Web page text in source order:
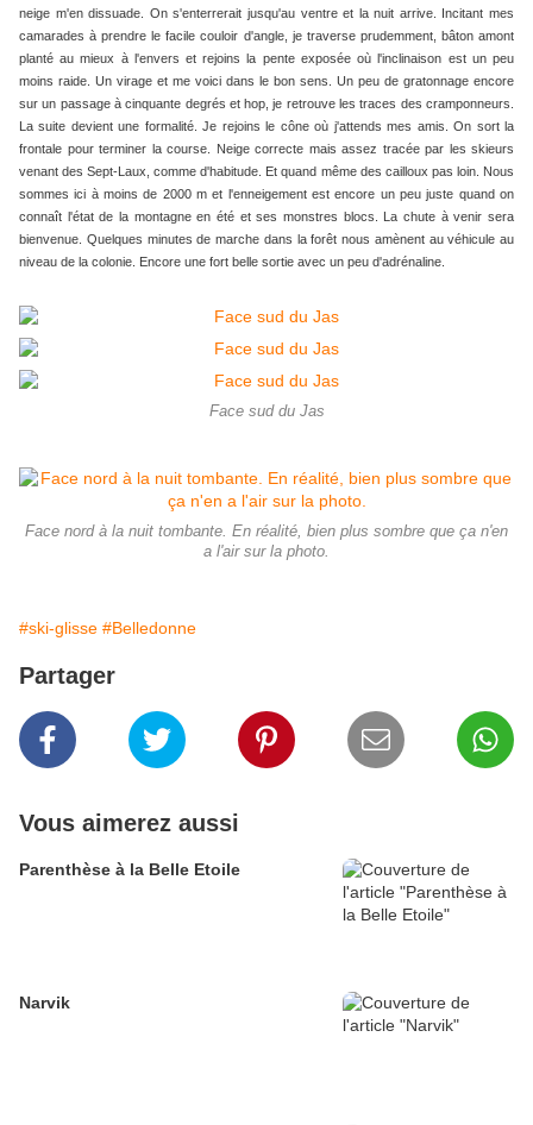
neige m'en dissuade. On s'enterrerait jusqu'au ventre et la nuit arrive. Incitant mes
camarades à prendre le facile couloir d'angle, je traverse prudemment, bâton amont
planté au mieux à l'envers et rejoins la pente exposée où l'inclinaison est un peu
moins raide. Un virage et me voici dans le bon sens. Un peu de gratonnage encore
sur un passage à cinquante degrés et hop, je retrouve les traces des cramponneurs.
La suite devient une formalité. Je rejoins le cône où j'attends mes amis. On sort la
frontale pour terminer la course. Neige correcte mais assez tracée par les skieurs
venant des Sept-Laux, comme d'habitude. Et quand même des cailloux pas loin. Nous
sommes ici à moins de 2000 m et l'enneigement est encore un peu juste quand on
connaît l'état de la montagne en été et ses monstres blocs. La chute à venir sera
bienvenue. Quelques minutes de marche dans la forêt nous amènent au véhicule au
niveau de la colonie. Encore une fort belle sortie avec un peu d'adrénaline.
Face sud du Jas
Face nord à la nuit tombante. En réalité, bien plus sombre que ça n'en
a l'air sur la photo.
#ski-glisse #Belledonne
Partager
Vous aimerez aussi
Parenthèse à la Belle Etoile
Narvik